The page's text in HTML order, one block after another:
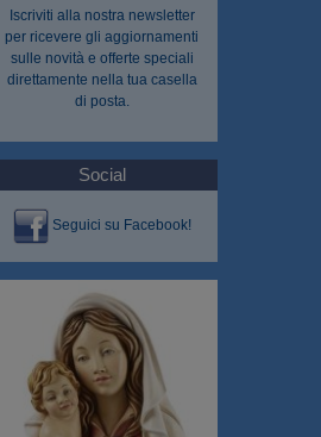
Iscriviti alla nostra newsletter
per ricevere gli aggiornamenti
sulle novità e offerte speciali
direttamente nella tua casella
di posta.
Social
Seguici su Facebook!